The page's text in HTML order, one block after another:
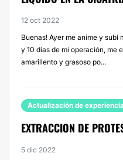
12 oct 2022
Buenas! Ayer me anime y subí
y 10 días de mi operación, me
amarillento y grasoso po...
Actualización de
EXTRACCION DE
5 dic 2022